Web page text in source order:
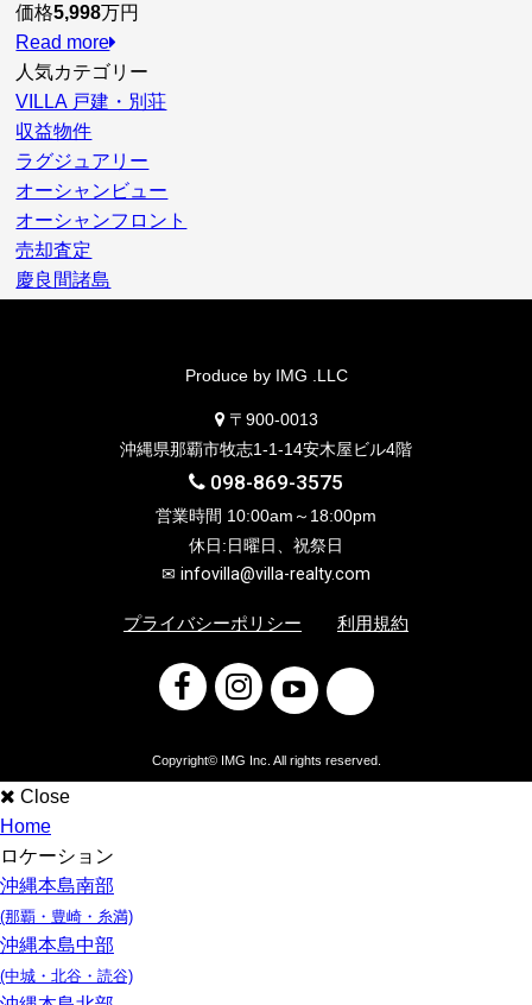
価格5,998万円
Read more
人気カテゴリー
VILLA 戸建・別荘
収益物件
ラグジュアリー
オーシャンビュー
オーシャンフロント
売却査定
慶良間諸島
Produce by IMG .LLC
〒900-0013
沖縄県那覇市牧志1-1-14安木屋ビル4階
098-869-3575
営業時間 10:00am～18:00pm
休日:日曜日、祝祭日
✉ infovilla@villa-realty.com
プライバシーポリシー 利用規約
Copyright© IMG Inc . All rights reserved.
Close
Home
ロケーション
沖縄本島南部
(那覇・豊崎・糸満)
沖縄本島中部
(中城・北谷・読谷)